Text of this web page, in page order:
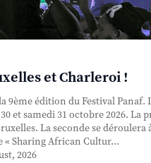
et Charleroi !
9ème édition du Festival Panaf.
et samedi 31 octobre 2026. La
La seconde se déroulera
« Sharing African Cultur...
2026